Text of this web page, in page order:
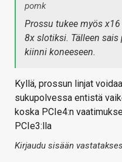
pomk
Prossu tukee myös
8x slotiksi. Tälleen
kiinni koneeseen.
Kyllä, prossun linjat
sukupolvessa entistä
koska PCIe4:n
PCIe3:lla
Kirjaudu sisään